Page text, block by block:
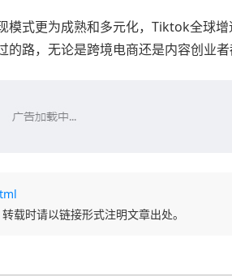
式更为成熟和多元化，Tiktok全球
路，无论是跨境电商还是内容创业者
载时请以链接形式注明文章出处。